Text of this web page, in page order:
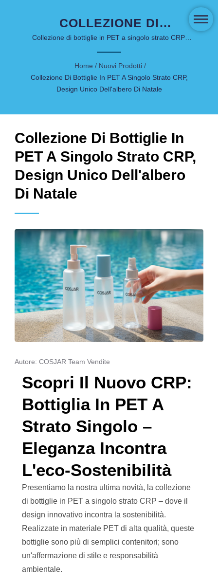
COLLEZIONE DI
BOTTIGLIE IN PET A
SINGOLO STRATO CRP,
DESIGN UNICO
DELL'ALBERO DI NATALE
PERSONALIZZABILE -
COSJAR
Collezione di bottiglie in PET a singolo strato CRP,
Home / Nuovi Prodotti /
Collezione Di Bottiglie In PET A Singolo Strato CRP,
Design Unico Dell'albero Di Natale
Collezione Di Bottiglie In
PET A Singolo Strato CRP,
Design Unico Dell'albero
Di Natale
Autore: COSJAR Team Vendite
Scopri Il Nuovo CRP:
Bottiglia In PET A
Strato Singolo –
Eleganza Incontra
L'eco-Sostenibilità
Presentiamo la nostra ultima novità, la collezione
di bottiglie in PET a singolo strato CRP – dove il
design innovativo incontra la sostenibilità.
Realizzate in materiale PET di alta qualità, queste
bottiglie sono più di semplici contenitori; sono
un'affermazione di stile e responsabilità
ambientale.